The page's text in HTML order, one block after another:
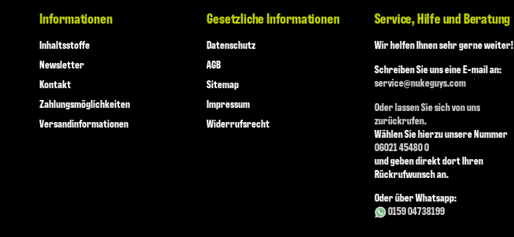
Informationen
Inhaltsstoffe
Newsletter
Kontakt
Zahlungsmöglichkeiten
Versandinformationen
Gesetzliche Informationen
Datenschutz
AGB
Sitemap
Impressum
Widerrufsrecht
Service, Hilfe und Beratung
Wir helfen Ihnen sehr gerne weiter!
Schreiben Sie uns eine E-mail an:
service@nukeguys.com
Oder lassen Sie sich von uns
zurückrufen.
Wählen Sie hierzu unsere Nummer
06021 45480 0
und geben direkt dort Ihren
Rückrufwunsch an.
Oder über Whatsapp:
0159 04738199